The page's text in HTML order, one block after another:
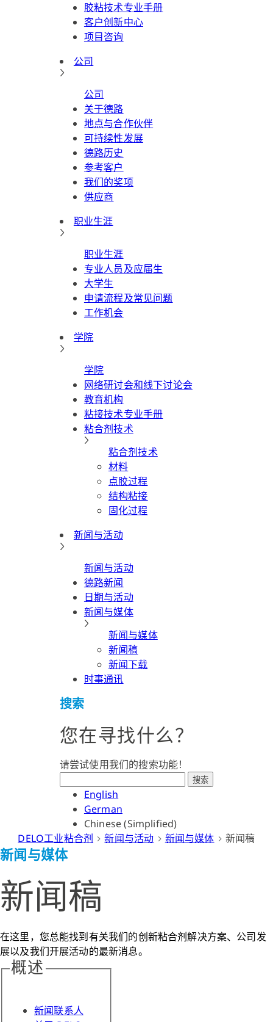
胶粘技术专业手册
客户创新中心
项目咨询
公司
公司
关于德路
地点与合作伙伴
可持续性发展
德路历史
参考客户
我们的奖项
供应商
职业生涯
职业生涯
专业人员及应届生
大学生
申请流程及常见问题
工作机会
学院
学院
网络研讨会和线下讨论会
教育机构
粘接技术专业手册
粘合剂技术
粘合剂技术
材料
点胶过程
结构粘接
固化过程
新闻与活动
新闻与活动
德路新闻
日期与活动
新闻与媒体
新闻与媒体
新闻稿
新闻下载
时事通讯
搜索
您在寻找什么？
请尝试使用我们的搜索功能！
搜索
English
German
Chinese (Simplified)
DELO工业粘合剂
新闻与活动 新闻与媒体 新闻稿
新闻与媒体
新闻稿
在这里，您总能找到有关我们的创新粘合剂解决方案、公司发
展以及我们开展活动的最新消息。
概述
新闻联系人